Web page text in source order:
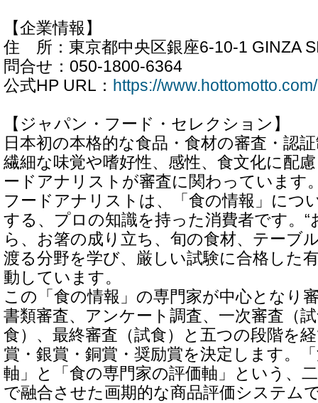
【企業情報】
住 所：東京都中央区銀座6-10-1 GINZA
問合せ：050-1800-6364
公式HP URL： https://www.hottomotto.com/
【ジャパン・フード・セレクション】
日本初の本格的な食品・食材の審査・認
繊細な味覚や嗜好性、感性、食文化に配
ードアナリストが審査に関わっています
フードアナリストは、「食の情報」につ
する、プロの知識を持った消費者です。“
ら、お箸の成り立ち、旬の食材、テーブ
渡る分野を学び、厳しい試験に合格した
動しています。
この「食の情報」の専門家が中心となり
書類審査、アンケート調査、一次審査（
食）、最終審査（試食）と五つの段階を
賞・銀賞・銅賞・奨励賞を決定します。
軸」と「食の専門家の評価軸」という、
で融合させた画期的な商品評価システム